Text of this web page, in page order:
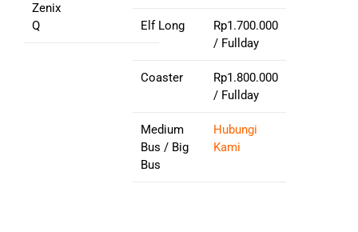
Zenix
Q
Elf Long
Rp1.700.000
/ Fullday
Coaster
Rp1.800.000
/ Fullday
Medium
Bus / Big
Bus
Hubungi
Kami